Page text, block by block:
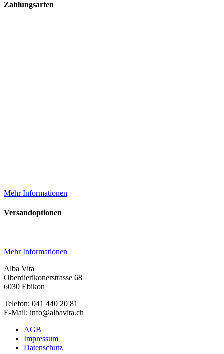
Zahlungsarten
Mehr Informationen
Versandoptionen
Mehr Informationen
Alba Vita
Oberdierikonerstrasse 68
6030 Ebikon
Telefon: 041 440 20 81
E-Mail: info@albavita.ch
AGB
Impressum
Datenschutz